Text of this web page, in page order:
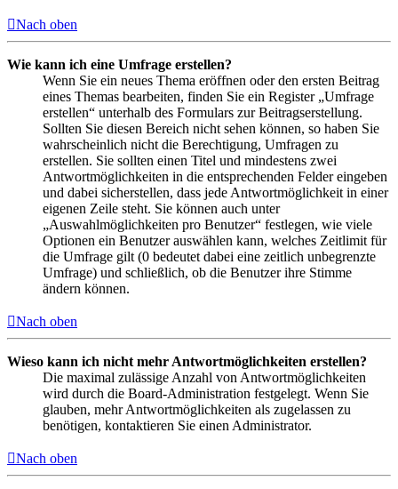
Nach oben
Wie kann ich eine Umfrage erstellen?
Wenn Sie ein neues Thema eröffnen oder den ersten Beitrag
eines Themas bearbeiten, finden Sie ein Register „Umfrage
erstellen“ unterhalb des Formulars zur Beitragserstellung.
Sollten Sie diesen Bereich nicht sehen können, so haben Sie
wahrscheinlich nicht die Berechtigung, Umfragen zu
erstellen. Sie sollten einen Titel und mindestens zwei
Antwortmöglichkeiten in die entsprechenden Felder eingeben
und dabei sicherstellen, dass jede Antwortmöglichkeit in einer
eigenen Zeile steht. Sie können auch unter
„Auswahlmöglichkeiten pro Benutzer“ festlegen, wie viele
Optionen ein Benutzer auswählen kann, welches Zeitlimit für
die Umfrage gilt (0 bedeutet dabei eine zeitlich unbegrenzte
Umfrage) und schließlich, ob die Benutzer ihre Stimme
ändern können.
Nach oben
Wieso kann ich nicht mehr Antwortmöglichkeiten erstellen?
Die maximal zulässige Anzahl von Antwortmöglichkeiten
wird durch die Board-Administration festgelegt. Wenn Sie
glauben, mehr Antwortmöglichkeiten als zugelassen zu
benötigen, kontaktieren Sie einen Administrator.
Nach oben